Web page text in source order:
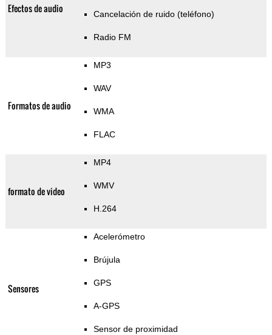
Efectos de audio Cancelación de ruido (teléfono)
Radio FM
Formatos de audio
MP3
WAV
WMA
FLAC
formato de video
MP4
WMV
H.264
Sensores
Acelerómetro
Brújula
GPS
A-GPS
Sensor de proximidad